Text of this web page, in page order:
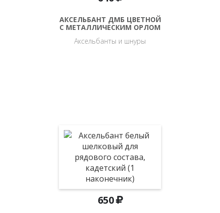
АКСЕЛЬБАНТ ДМБ ЦВЕТНОЙ
С МЕТАЛЛИЧЕСКИМ ОРЛОМ
Аксельбанты и шнуры
650